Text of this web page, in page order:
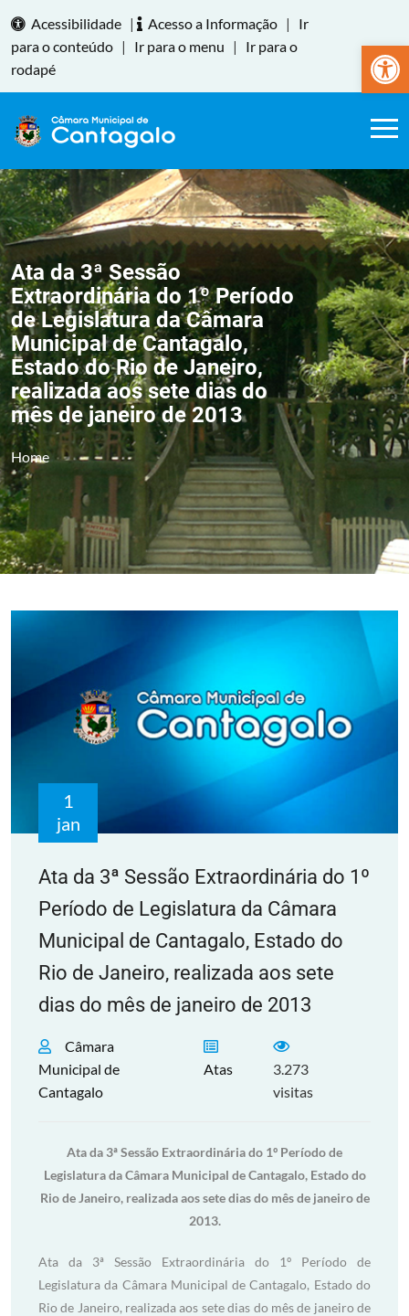
Abrir
Acessibilidade | Acesso a Informação |
Ir
para o conteúdo | Ir para o menu |
Ir para o
rodapé
Ata da 3ª Sessão
Extraordinária do 1º Período
de Legislatura da Câmara
Municipal de Cantagalo,
Estado do Rio de Janeiro,
realizada aos sete dias do
mês de janeiro de 2013
Home
1
jan
Ata da 3ª Sessão Extraordinária do 1º
Período de Legislatura da Câmara
Municipal de Cantagalo, Estado do
Rio de Janeiro, realizada aos sete
dias do mês de janeiro de 2013
Câmara
Municipal de
Cantagalo
Atas
3.273
visitas
Ata da 3ª Sessão Extraordinária do 1º Período de
Legislatura da Câmara Municipal de Cantagalo, Estado do
Rio de Janeiro, realizada aos sete dias do mês de janeiro de
2013.
Ata da 3ª Sessão Extraordinária do 1º Período de
Legislatura da Câmara Municipal de Cantagalo, Estado do
Rio de Janeiro, realizada aos sete dias do mês de janeiro de